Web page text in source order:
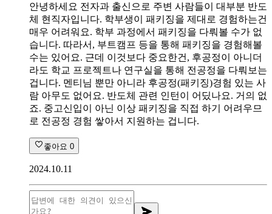
안녕하세요 전자과 출신으로 주변 사람들이 대부분 반도
체 현직자입니다. 학부생이 패키징을 제대로 경험하는건
매우 어려워요. 학부 과정에서 패키징을 다뤄볼 수가 없
습니다. 따라서, 부트캠프 등을 통해 패키징을 경험해볼
수는 있어요. 근데 이것보다 중요한건, 후공정이 아니더
라도 학교 프로젝트나 연구실을 통해 전공정을 다뤄보는
겁니다. 멘티님 뿐만 아니라 후공정(패키징)경험 있는 사
람 아무도 없어요. 반도체 관련 인턴이 어딨나요. 거의 없
죠. 중고신입이 아닌 이상 패키징을 직접 하기 어려우므
로 전공정 경험 쌓아서 지원하는 겁니다.
좋아요 0
2024.10.11